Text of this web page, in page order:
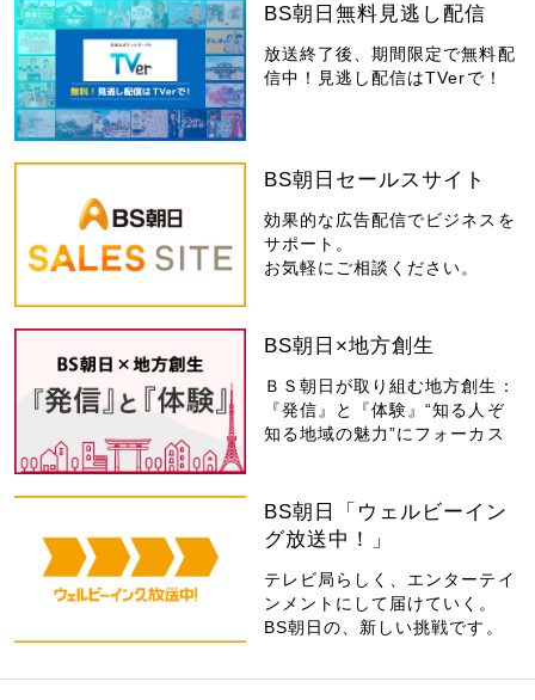
BS朝日無料見逃し配信
放送終了後、期間限定で無料配
信中！見逃し配信はTVerで！
BS朝日セールスサイト
効果的な広告配信でビジネスを
サポート。
お気軽にご相談ください。
BS朝日×地方創生
ＢＳ朝日が取り組む地方創生：
『発信』と『体験』“知る人ぞ
知る地域の魅力”にフォーカス
BS朝日「ウェルビーイン
グ放送中！」
テレビ局らしく、エンターテイ
ンメントにして届けていく。
BS朝日の、新しい挑戦です。